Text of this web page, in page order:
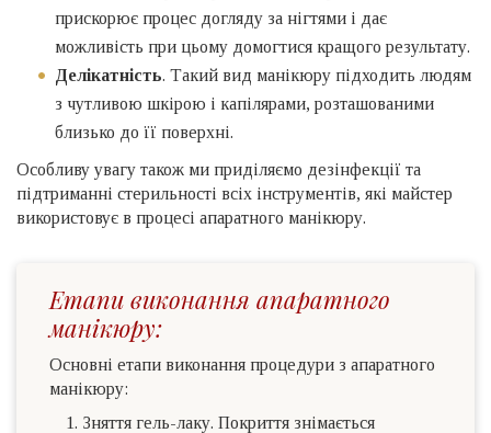
прискорює процес догляду за нігтями і дає
можливість при цьому домогтися кращого результату.
Делікатність. Такий вид манікюру підходить людям
з чутливою шкірою і капілярами, розташованими
близько до її поверхні.
Особливу увагу також ми приділяємо дезінфекції та
підтриманні стерильності всіх інструментів, які майстер
використовує в процесі апаратного манікюру.
Етапи виконання апаратного
манікюру:
Основні етапи виконання процедури з апаратного
манікюру:
Зняття гель-лаку. Покриття знімається